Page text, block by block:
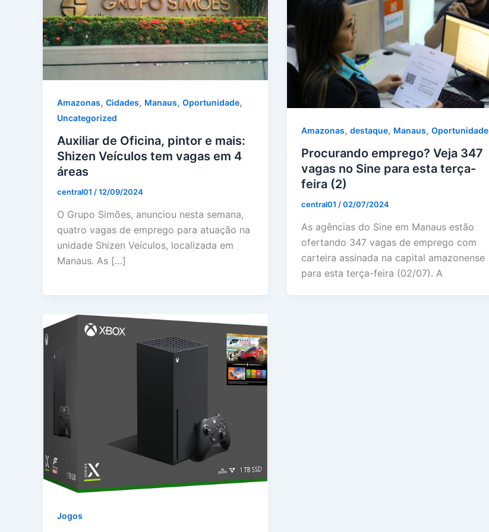
Amazonas, Cidades, Manaus, Oportunidade,
Uncategorized
Auxiliar de Oficina, pintor e mais:
Shizen Veículos tem vagas em 4
áreas
central01 /12/09/2024
O Grupo Simões, anunciou nesta semana,
quatro vagas de emprego para atuação na
unidade Shizen Veículos, localizada em
Manaus. As […]
Amazonas, destaque, Manaus, Oportunidade
Procurando emprego? Veja 347
vagas no Sine para esta terça-
feira (2)
central01 /02/07/2024
As agências do Sine em Manaus estão
ofertando 347 vagas de emprego com
carteira assinada na capital amazonense
para esta terça-feira (02/07). A
Jogos